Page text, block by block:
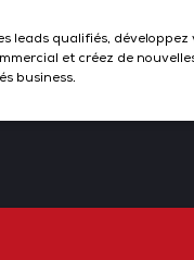
leads qualifiés, développez
et créez de
business.